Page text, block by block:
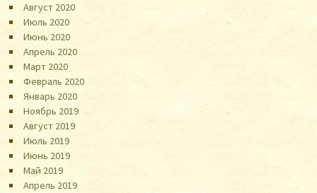
Август 2020
Июль 2020
Июнь 2020
Апрель 2020
Март 2020
Февраль 2020
Январь 2020
Ноябрь 2019
Август 2019
Июль 2019
Июнь 2019
Май 2019
Апрель 2019